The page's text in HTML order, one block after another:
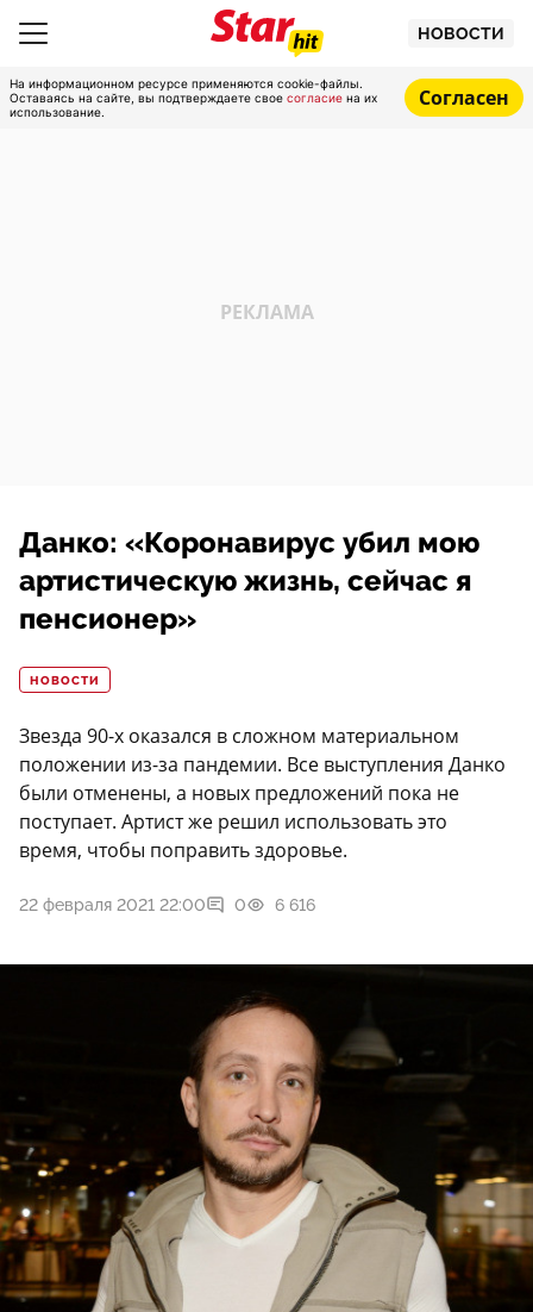
НОВОСТИ
На информационном ресурсе применяются cookie-файлы.
Оставаясь на сайте, вы подтверждаете свое согласие на их
использование.
Согласен
Данко: «Коронавирус убил мою
артистическую жизнь, сейчас я
пенсионер»
НОВОСТИ
Звезда 90-х оказался в сложном материальном
положении из-за пандемии. Все выступления Данко
были отменены, а новых предложений пока не
поступает. Артист же решил использовать это
время, чтобы поправить здоровье.
22 февраля 2021 22:00 0 6 616